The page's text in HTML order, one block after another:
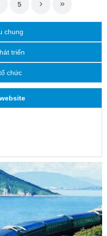
5
chung
triển
chức